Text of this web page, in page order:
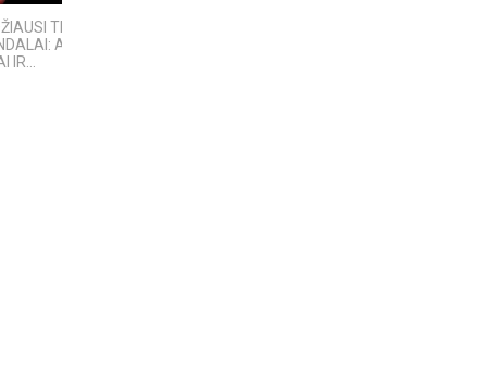
TECH
AFEROS,
IR...